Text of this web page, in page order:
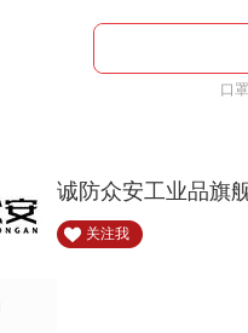
口罩
诚防众安工业品旗
关注我